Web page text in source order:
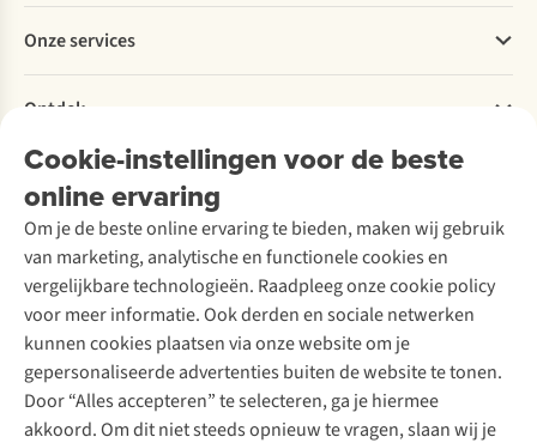
Cookie-instellingen voor de beste
online ervaring
Om je de beste online ervaring te bieden, maken wij gebruik
van marketing, analytische en functionele cookies en
vergelijkbare technologieën. Raadpleeg onze cookie policy
voor meer informatie. Ook derden en sociale netwerken
kunnen cookies plaatsen via onze website om je
gepersonaliseerde advertenties buiten de website te tonen.
Door “Alles accepteren” te selecteren, ga je hiermee
akkoord. Om dit niet steeds opnieuw te vragen, slaan wij je
Betalen
Levering
Retourneren
Bestelling herroepen
Garantie
Contact
Explore More
Verantwoord ondernemen
Over Ayacucho
Onze winkels
Over A.S.Adventure
Toegankelijkheidsverklaring
Onze services
Ski-onderhoud
Wasservice
Schoenonderhoud
Schoenherstelling
Kledingherstelling
Retouches
Voor bedrijven
Ontdek
A.S.Magazine
Podcast
Explore Academy
Explore Camp
Gear Check
Inspiratie & advies
Meld je aan voor de nieuwsbrief
Follow us